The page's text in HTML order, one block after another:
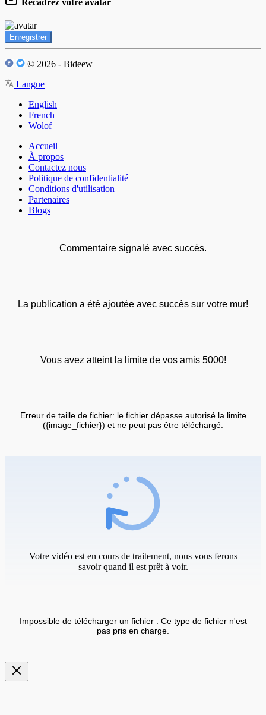
Enregistrer
© 2026 - Bideew
Langue
English
French
Wolof
Accueil
À propos
Contactez nous
Politique de confidentialité
Conditions d'utilisation
Partenaires
Blogs
Commentaire signalé avec succès.
La publication a été ajoutée avec succès sur votre mur!
Vous avez atteint la limite de vos amis 5000!
Erreur de taille de fichier: le fichier dépasse autorisé la limite
({image_fichier}) et ne peut pas être téléchargé.
Votre vidéo est en cours de traitement, nous vous ferons
savoir quand il est prêt à voir.
Impossible de télécharger un fichier : Ce type de fichier n'est
pas pris en charge.